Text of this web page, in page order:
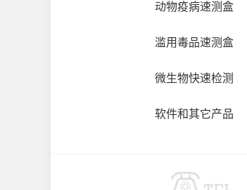
动物疫病速测盒
滥用毒品速测盒
微生物快速检测
软件和其它产品